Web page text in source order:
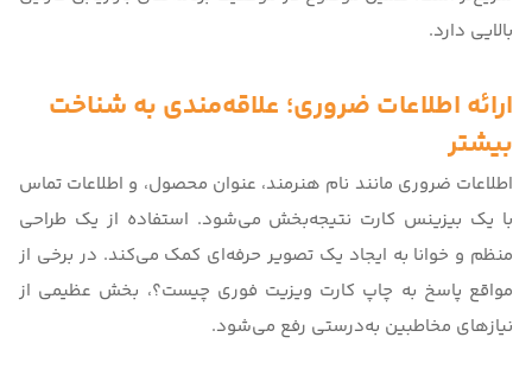
بالایی دارد.
ارائه اطلاعات ضروری؛ علاقه‌مندی به شناخت
بیشتر
اطلاعات ضروری مانند نام هنرمند، عنوان محصول، و اطلاعات تماس
با یک بیزینس کارت نتیجه‌بخش می‌شود. استفاده از یک طراحی
منظم و خوانا به ایجاد یک تصویر حرفه‌ای کمک می‌کند. در برخی از
مواقع پاسخ به چاپ کارت ویزیت فوری چیست؟، بخش عظیمی از
نیازهای مخاطبین به‌درستی رفع می‌شود.